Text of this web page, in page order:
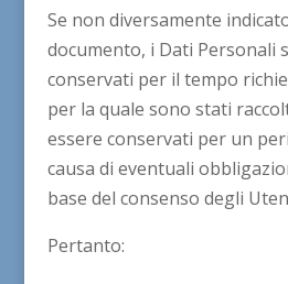
Se non diversamente
documento, i Dati Personali
conservati per il tempo
per la quale sono stati
essere conservati per un
causa di eventuali
base del consenso degli
Pertanto: